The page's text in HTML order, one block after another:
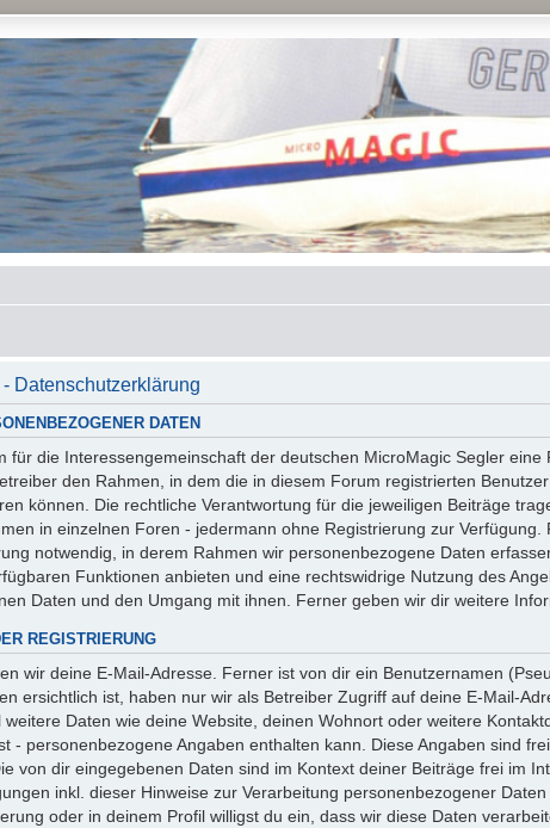
Datenschutzerklärung
DATEN
für die Interessengemeinschaft der deutschen MicroMagic Segler
den Rahmen, in dem die in diesem Forum registrierten
können. Die rechtliche Verantwortung für die jeweiligen Beiträge
in einzelnen Foren - jedermann ohne Registrierung zur
notwendig, in derem Rahmen wir personenbezogene Daten
Funktionen anbieten und eine rechtswidrige Nutzung des
Daten und den Umgang mit ihnen. Ferner geben wir dir weitere
REGISTRIERUNG
wir deine E-Mail-Adresse. Ferner ist von dir ein Benutzernamen
ersichtlich ist, haben nur wir als Betreiber Zugriff auf deine E-Mail-
Daten wie deine Website, deinen Wohnort oder weitere
- personenbezogene Angaben enthalten kann. Diese Angaben sind
von dir eingegebenen Daten sind im Kontext deiner Beiträge frei im
inkl. dieser Hinweise zur Verarbeitung personenbezogener
oder in deinem Profil willigst du ein, dass wir diese Daten